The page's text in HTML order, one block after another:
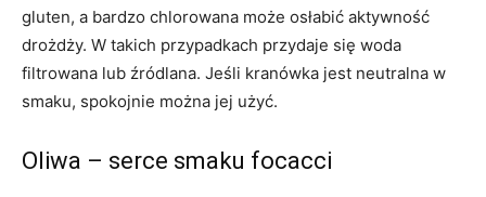
gluten, a bardzo chlorowana może osłabić aktywność
drożdży. W takich przypadkach przydaje się woda
filtrowana lub źródlana. Jeśli kranówka jest neutralna w
smaku, spokojnie można jej użyć.
Oliwa – serce smaku focacci